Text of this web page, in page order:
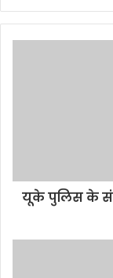
यूके पुलिस के